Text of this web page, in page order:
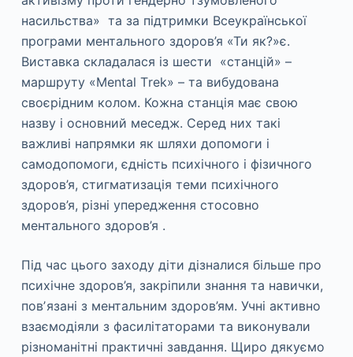
насильства» та за підтримки Всеукраїнської
програми ментального здоров’я «Ти як?»є.
Виставка складалася із шести «станцій» –
маршруту «Mental Тrek» – та вибудована
своєрідним колом. Кожна станція має свою
назву і основний меседж. Серед них такі
важливі напрямки як шляхи допомоги і
самодопомоги, єдність психічного і фізичного
здоров’я, стигматизація теми психічного
здоров’я, різні упередження стосовно
ментального здоров’я .
Під час цього заходу діти дізналися більше про
психічне здоров’я, закріпили знання та навички,
повʼязані з ментальним здоров’ям. Учні активно
взаємодіяли з фасилітаторами та виконували
різноманітні практичні завдання. Щиро дякуємо